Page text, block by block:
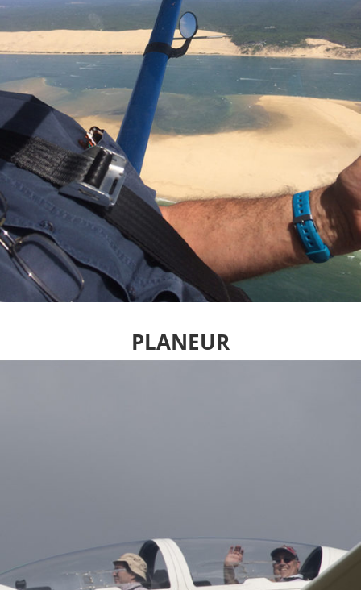
PLANEUR